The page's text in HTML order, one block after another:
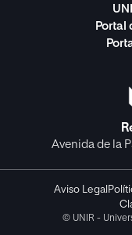
Portal
Avenida de la
Aviso Legal
© UNIR -